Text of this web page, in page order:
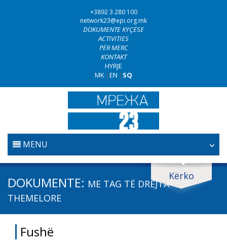
+3892 3 280 100
network23@epi.org.mk
DOKUMENTE KYÇËSE
ACTIVITIES
PËR MERC
KONTAKT
HYRJE
MK |EN | SQ
MENU
FILLESTARE
LUFTA KUNDËR KORRUPSIONIT
TË DREJTA THEMELORE
Kërko
Kërko dokumente
Kërko
Fushë / lëmi
DOKUMENTE: ME TAG TË DREJTA
THEMELORE
Fushë